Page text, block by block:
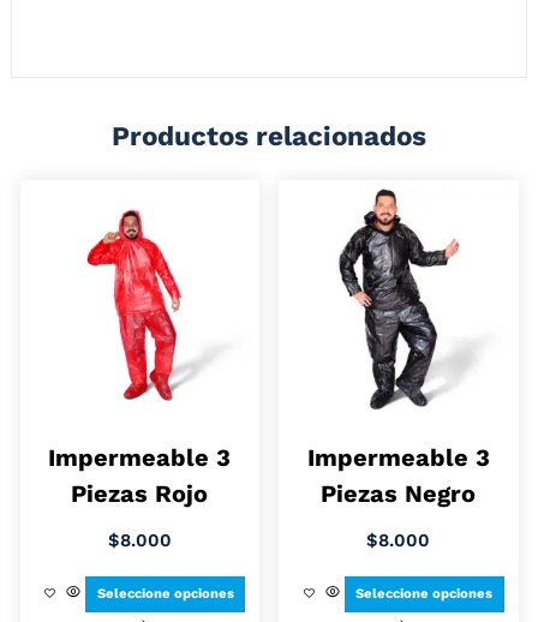
Productos relacionados
Impermeable 3
Piezas Rojo
$8.000
Seleccione opciones
Impermeable 3
Piezas Negro
$8.000
Seleccione opciones